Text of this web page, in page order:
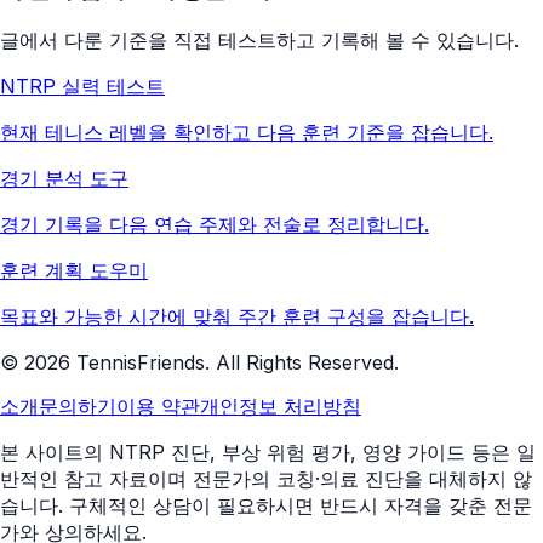
글에서 다룬 기준을 직접 테스트하고 기록해 볼 수 있습니다.
NTRP 실력 테스트
현재 테니스 레벨을 확인하고 다음 훈련 기준을 잡습니다.
경기 분석 도구
경기 기록을 다음 연습 주제와 전술로 정리합니다.
훈련 계획 도우미
목표와 가능한 시간에 맞춰 주간 훈련 구성을 잡습니다.
© 2026 TennisFriends. All Rights Reserved.
소개문의하기이용 약관개인정보 처리방침
본 사이트의 NTRP 진단, 부상 위험 평가, 영양 가이드 등은 일
반적인 참고 자료이며 전문가의 코칭·의료 진단을 대체하지 않
습니다. 구체적인 상담이 필요하시면 반드시 자격을 갖춘 전문
가와 상의하세요.